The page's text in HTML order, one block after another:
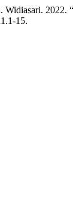
Widiasari.
15.